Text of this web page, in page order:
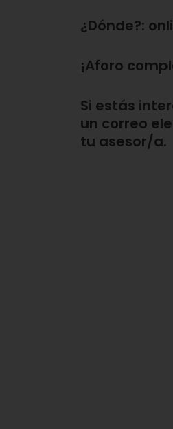
¿Dónde?:
¡Aforo
Si estás
un correo
tu asesor/a.